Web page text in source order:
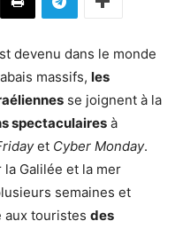
devenu dans le monde
massifs, les
se joignent à la
spectaculaires à
et Cyber Monday.
la Galilée et la mer
semaines et
aux touristes des